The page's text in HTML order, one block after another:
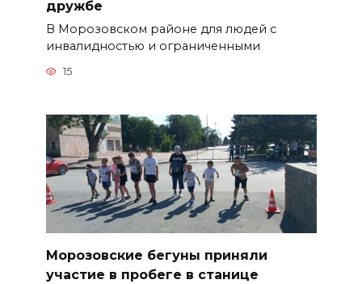
дружбе
В Морозовском районе для людей с
инвалидностью и ограниченными
15
Морозовские бегуны приняли
участие в пробеге в станице